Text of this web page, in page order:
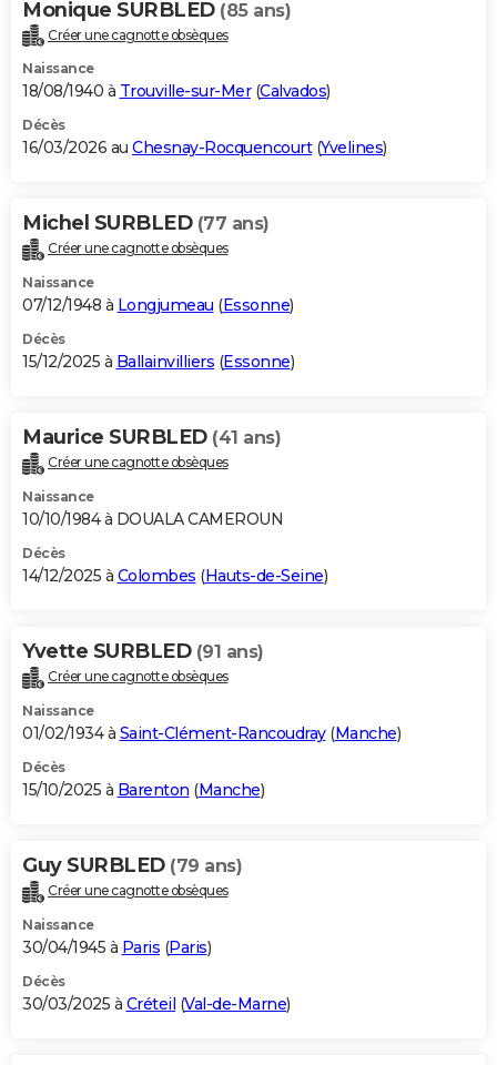
Monique SURBLED (85 ans)
Créer une cagnotte obsèques
Naissance
18/08/1940 à Trouville-sur-Mer(Calvados)
Décès
16/03/2026 au Chesnay-Rocquencourt(Yvelines)
Michel SURBLED (77 ans)
Créer une cagnotte obsèques
Naissance
07/12/1948 à Longjumeau (Essonne)
Décès
15/12/2025 à Ballainvilliers (Essonne)
Maurice SURBLED (41 ans)
Créer une cagnotte obsèques
Naissance
10/10/1984 à DOUALA CAMEROUN
Décès
14/12/2025 à Colombes (Hauts-de-Seine)
Yvette SURBLED (91 ans)
Créer une cagnotte obsèques
Naissance
01/02/1934 à Saint-Clément-Rancoudray(Manche)
Décès
15/10/2025 à Barenton (Manche)
Guy SURBLED (79 ans)
Créer une cagnotte obsèques
Naissance
30/04/1945 à Paris (Paris)
Décès
30/03/2025 à Créteil (Val-de-Marne)